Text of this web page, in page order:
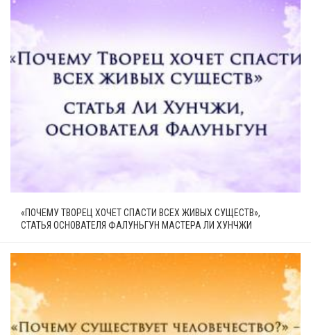
«ПОЧЕМУ ТВОРЕЦ ХОЧЕТ СПАСТИ ВСЕХ ЖИВЫХ СУЩЕСТВ»,
СТАТЬЯ ОСНОВАТЕЛЯ ФАЛУНЬГУН МАСТЕРА ЛИ ХУНЧЖИ